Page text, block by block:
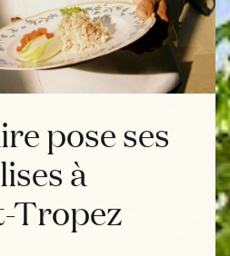
pose ses
à
Tropez